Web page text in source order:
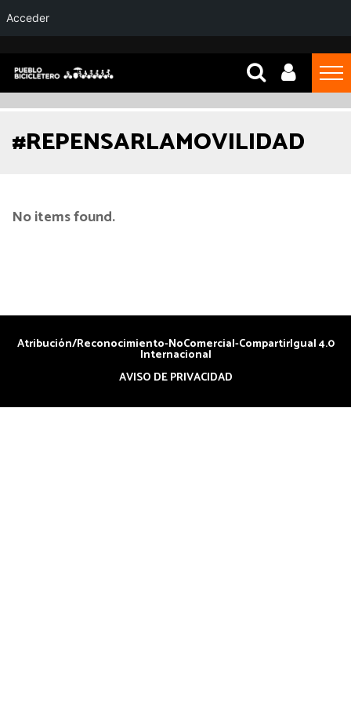
#REPENSARLAMOVILIDAD
No items found.
Atribución/Reconocimiento-NoComercial-CompartirIgual 4.0
Internacional
AVISO DE PRIVACIDAD
Acceder